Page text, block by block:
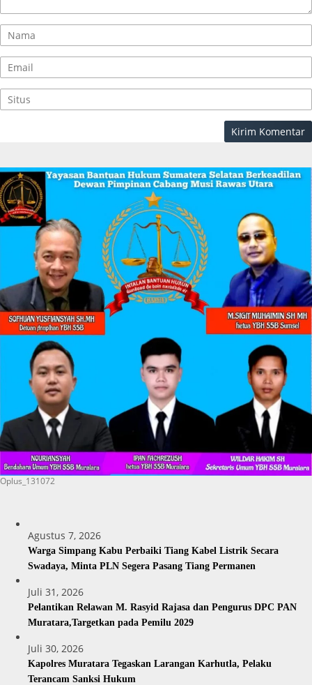
Oplus_131072
Agustus 7, 2026
Warga Simpang Kabu Perbaiki Tiang Kabel Listrik Secara
Swadaya, Minta PLN Segera Pasang Tiang Permanen
Juli 31, 2026
Pelantikan Relawan M. Rasyid Rajasa dan Pengurus DPC PAN
Muratara,Targetkan pada Pemilu 2029
Juli 30, 2026
Kapolres Muratara Tegaskan Larangan Karhutla, Pelaku
Terancam Sanksi Hukum